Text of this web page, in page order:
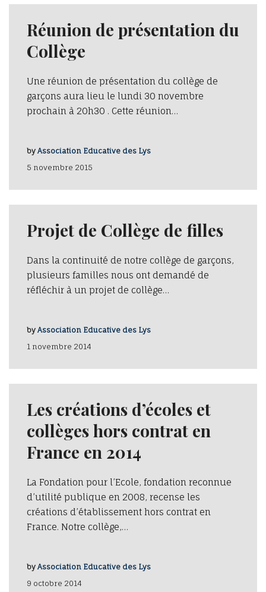
Réunion de présentation du
Collège
Une réunion de présentation du collège de
garçons aura lieu le lundi 30 novembre
prochain à 20h30 . Cette réunion…
5 novembre 2015
by Association Educative des Lys
Projet de Collège de filles
Dans la continuité de notre collège de garçons,
plusieurs familles nous ont demandé de
réfléchir à un projet de collège…
1 novembre 2014
by Association Educative des Lys
Les créations d’écoles et
collèges hors contrat en
France en 2014
La Fondation pour l’Ecole, fondation reconnue
d’utilité publique en 2008, recense les
créations d’établissement hors contrat en
France. Notre collège,…
9 octobre 2014
by Association Educative des Lys